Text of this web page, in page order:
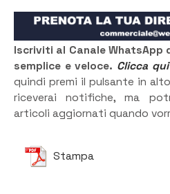
Iscriviti al Canale WhatsApp
semplice e veloce. Clicca qui
quindi premi il pulsante in
riceverai notifiche, ma
articoli aggiornati quando
Stampa